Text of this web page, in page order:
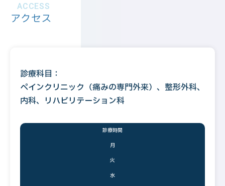
ACCESS
アクセス
診療科目：
ペインクリニック（痛みの専門外来）、整形外科、
内科、リハビリテーション科
診療時間
月
火
水